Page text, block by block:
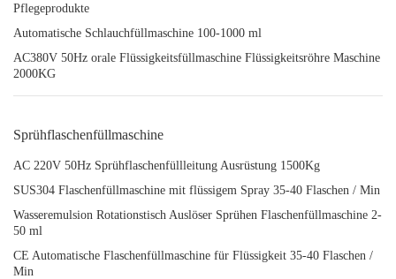
Pflegeprodukte
Automatische Schlauchfüllmaschine 100-1000 ml
AC380V 50Hz orale Flüssigkeitsfüllmaschine Flüssigkeitsröhre Maschine
2000KG
Sprühflaschenfüllmaschine
AC 220V 50Hz Sprühflaschenfüllleitung Ausrüstung 1500Kg
SUS304 Flaschenfüllmaschine mit flüssigem Spray 35-40 Flaschen / Min
Wasseremulsion Rotationstisch Auslöser Sprühen Flaschenfüllmaschine 2-
50 ml
CE Automatische Flaschenfüllmaschine für Flüssigkeit 35-40 Flaschen /
Min